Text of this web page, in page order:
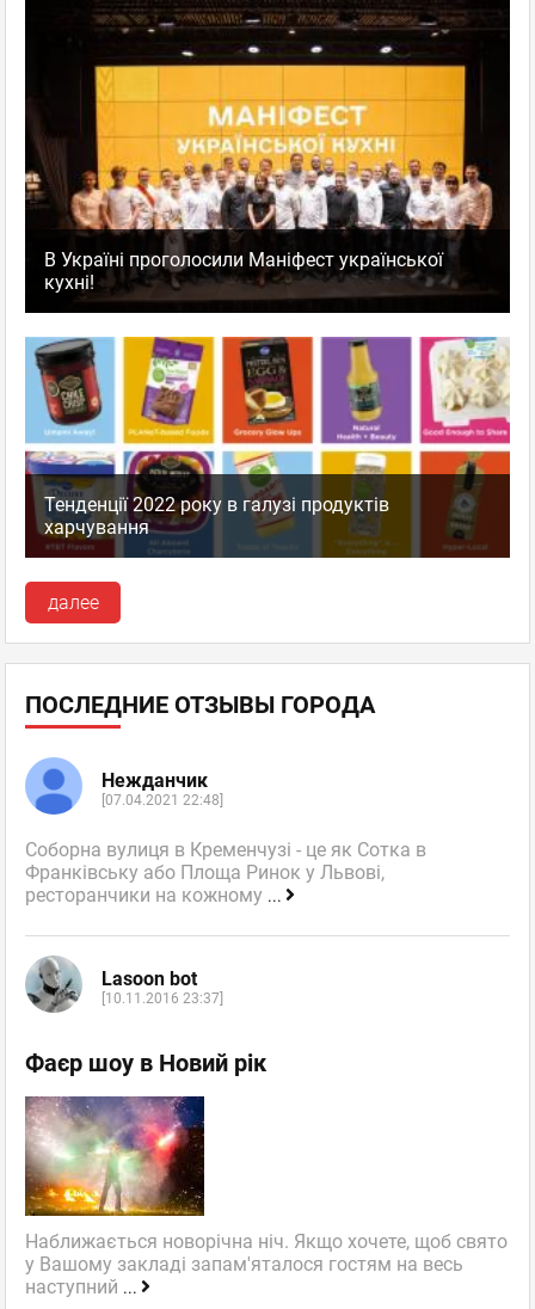
В Україні проголосили Маніфест української
кухні!
Тенденції 2022 року в галузі продуктів
харчування
далее
ПОСЛЕДНИЕ ОТЗЫВЫ ГОРОДА
Нежданчик
[07.04.2021 22:48]
Соборна вулиця в Кременчузі - це як Сотка в
Франківську або Площа Ринок у Львові,
ресторанчики на кожному ...
Lasoon bot
[10.11.2016 23:37]
Фаєр шоу в Новий рік
Наближається новорічна ніч. Якщо хочете, щоб свято
у Вашому закладі запам'яталося гостям на весь
наступний ...